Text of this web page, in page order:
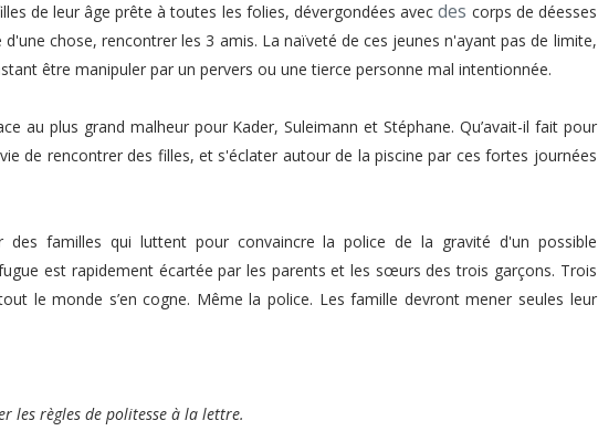
de leur âge prête à toutes les folies, dévergondées avec des corps de déesses
chose, rencontrer les 3 amis. La naïveté de ces jeunes n'ayant pas de limite,
être manipuler par un pervers ou une tierce personne mal intentionnée.
au plus grand malheur pour Kader, Suleimann et Stéphane. Qu’avait-il fait pour
de rencontrer des filles, et s'éclater autour de la piscine par ces fortes journées
des familles qui luttent pour convaincre la police de la gravité d'un possible
est rapidement écartée par les parents et les sœurs des trois garçons. Trois
le monde s’en cogne. Même la police. Les famille devront mener seules leur
les règles de politesse à la lettre.